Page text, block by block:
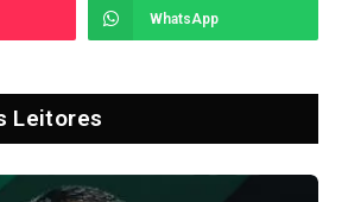
WhatsApp
Leitores